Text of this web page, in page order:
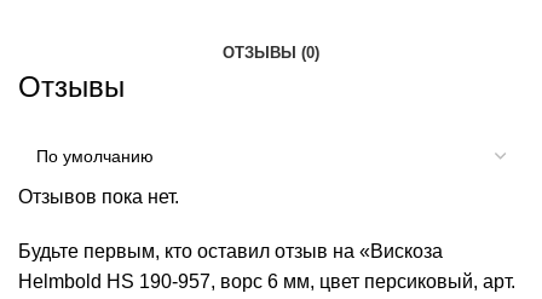
ОТЗЫВЫ (0)
Отзывы
Отзывов пока нет.
Будьте первым, кто оставил отзыв на «Вискоза
Helmbold HS 190-957, ворс 6 мм, цвет персиковый, арт.